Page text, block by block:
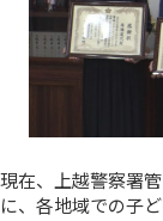
現在、上越警察署
に、各地域での子